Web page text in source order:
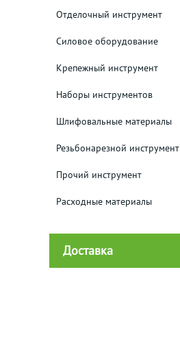
Отделочный инструмент
Силовое оборудование
Крепежный инструмент
Наборы инструментов
Шлифовальные материалы
Резьбонарезной инструмент
Прочий инструмент
Расходные материалы
Доставка